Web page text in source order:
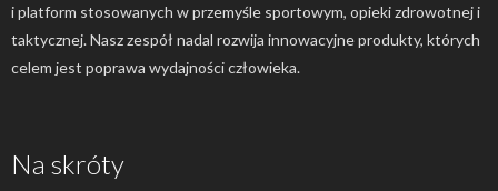
i platform stosowanych w przemyśle sportowym, opieki zdrowotnej i
taktycznej. Nasz zespół nadal rozwija innowacyjne produkty, których
celem jest poprawa wydajności człowieka.
Na skróty